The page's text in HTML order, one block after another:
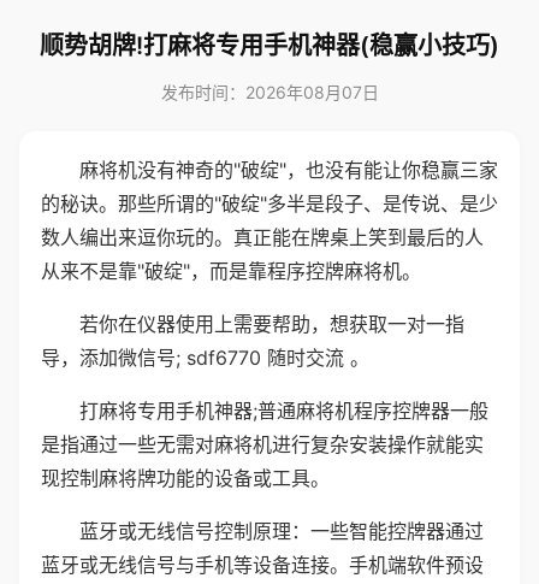
顺势胡牌!打麻将专用手机神器(稳赢小技巧)
发布时间：2026年08月07日
麻将机没有神奇的"破绽"，也没有能让你稳赢三家
的秘诀。那些所谓的"破绽"多半是段子、是传说、是少
数人编出来逗你玩的。真正能在牌桌上笑到最后的人
从来不是靠"破绽"，而是靠程序控牌麻将机。
若你在仪器使用上需要帮助，想获取一对一指
导，添加微信号; sdf6770 随时交流 。
打麻将专用手机神器;普通麻将机程序控牌器一般
是指通过一些无需对麻将机进行复杂安装操作就能实
现控制麻将牌功能的设备或工具。
蓝牙或无线信号控制原理：一些智能控牌器通过
蓝牙或无线信号与手机等设备连接。手机端软件预设